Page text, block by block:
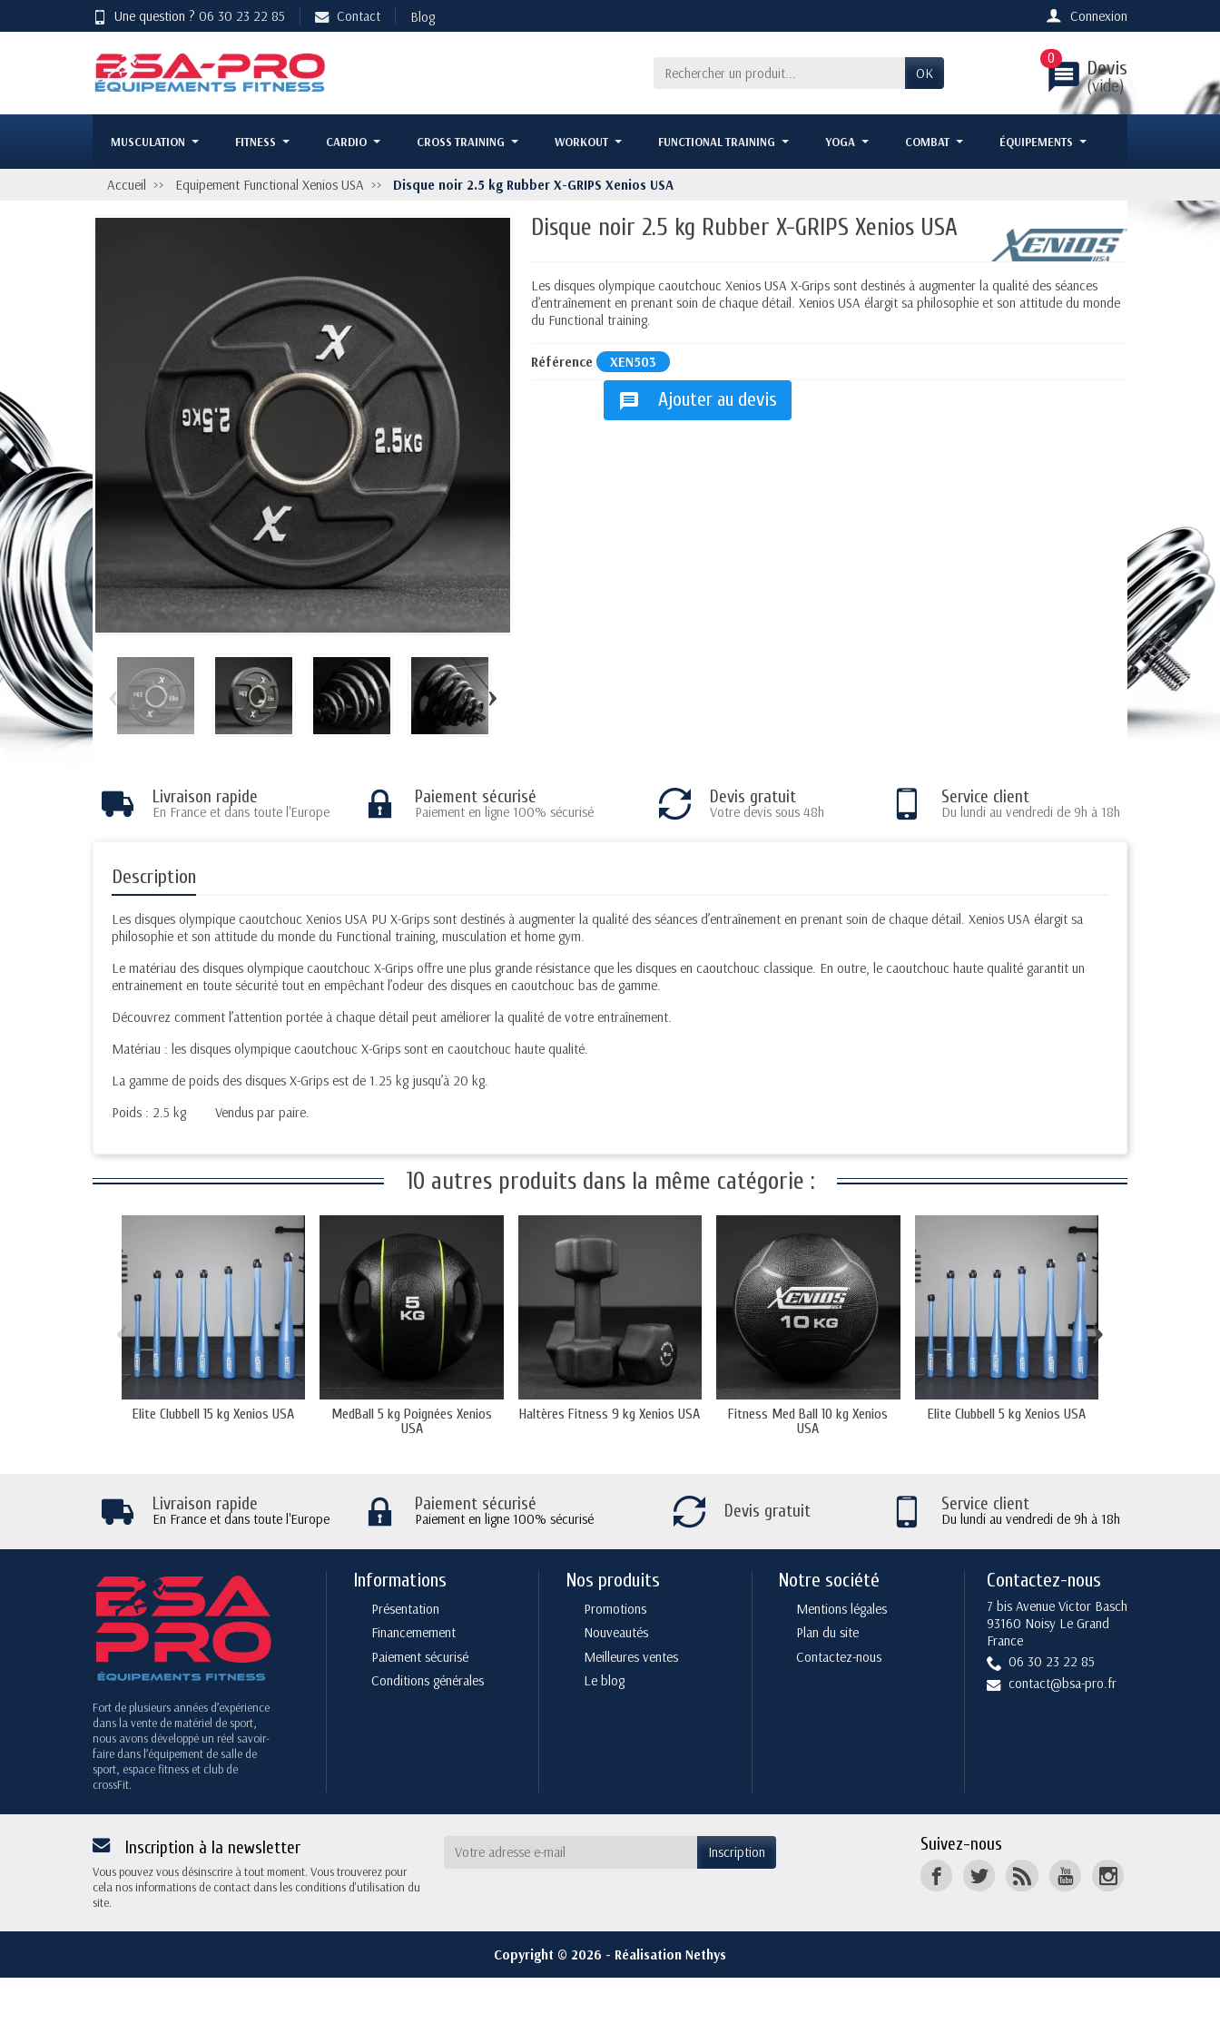
Une question ? 06 30 23 22 85 Contact Blog Connexion
OK message Devis
(vide)
0
MUSCULATION FITNESS CARDIO CROSS TRAINING WORKOUT FUNCTIONAL TRAINING YOGA COMBAT ÉQUIPEMENTS
Accueil Equipement Functional Xenios USA Disque noir 2.5 kg Rubber X-GRIPS Xenios USA
‹ ›
Disque noir 2.5 kg Rubber X-GRIPS Xenios USA
Les disques olympique caoutchouc Xenios USA X-Grips sont destinés à augmenter la qualité des séances
d’entraînement en prenant soin de chaque détail. Xenios USA élargit sa philosophie et son attitude du monde
du Functional training.
Référence XEN503
message Ajouter au devis
Livraison rapide
En France et dans toute l'Europe
Paiement sécurisé
Paiement en ligne 100% sécurisé
Devis gratuit
Votre devis sous 48h
Service client
Du lundi au vendredi de 9h à 18h
Description
Les disques olympique caoutchouc Xenios USA PU X-Grips sont destinés à augmenter la qualité des séances d’entraînement en prenant soin de chaque détail. Xenios USA élargit sa
philosophie et son attitude du monde du Functional training, musculation et home gym.
Le matériau des disques olympique caoutchouc X-Grips offre une plus grande résistance que les disques en caoutchouc classique. En outre, le caoutchouc haute qualité garantit un
entrainement en toute sécurité tout en empêchant l’odeur des disques en caoutchouc bas de gamme.
Découvrez comment l’attention portée à chaque détail peut améliorer la qualité de votre entraînement.
Matériau : les disques olympique caoutchouc X-Grips sont en caoutchouc haute qualité.
La gamme de poids des disques X-Grips est de 1.25 kg jusqu’à 20 kg.
Poids : 2.5 kg Vendus par paire.
10 autres produits dans la même catégorie :
Elite Clubbell 15 kg Xenios USA
MedBall 5 kg Poignées Xenios
USA
Haltères Fitness 9 kg Xenios USA
Fitness Med Ball 10 kg Xenios
USA
Elite Clubbell 5 kg Xenios USA
‹ ›
Livraison rapide
En France et dans toute l'Europe
Paiement sécurisé
Paiement en ligne 100% sécurisé Devis gratuit Service client
Du lundi au vendredi de 9h à 18h
Fort de plusieurs années d’expérience
dans la vente de matériel de sport,
nous avons développé un réel savoir-
faire dans l’équipement de salle de
sport, espace fitness et club de
crossFit.
Informations
Présentation
Financemement
Paiement sécurisé
Conditions générales
Nos produits
Promotions
Nouveautés
Meilleures ventes
Le blog
Notre société
Mentions légales
Plan du site
Contactez-nous
Contactez-nous
7 bis Avenue Victor Basch
93160 Noisy Le Grand
France
06 30 23 22 85
contact@bsa-pro.fr
Inscription à la newsletter
Vous pouvez vous désinscrire à tout moment. Vous trouverez pour
cela nos informations de contact dans les conditions d'utilisation du
site.
Suivez-nous
Copyright © 2026 - Réalisation Nethys